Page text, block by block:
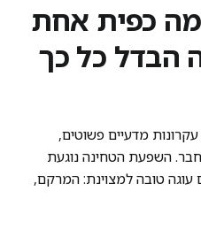
כפית אחת
הבדל כל כך
מדעיים פשוטים,
השפעת הטחינה נוגעת
עוגה טובה למצוינת: המרקם,